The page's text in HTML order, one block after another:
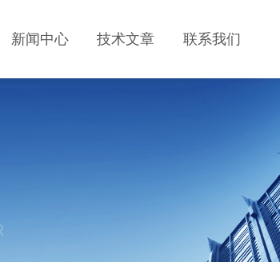
新闻中心 技术文章 联系我们